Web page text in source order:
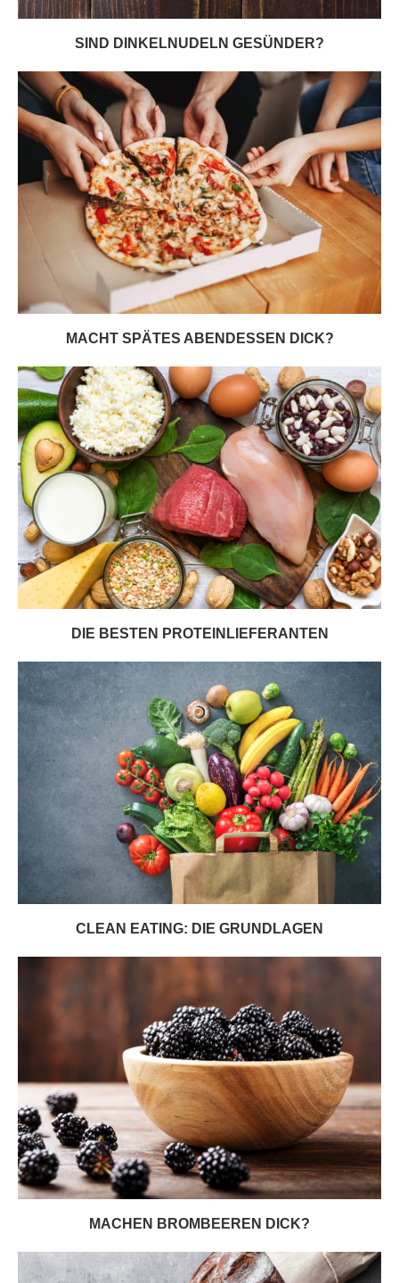
SIND DINKELNUDELN GESÜNDER?
MACHT SPÄTES ABENDESSEN DICK?
DIE BESTEN PROTEINLIEFERANTEN
CLEAN EATING: DIE GRUNDLAGEN
MACHEN BROMBEEREN DICK?